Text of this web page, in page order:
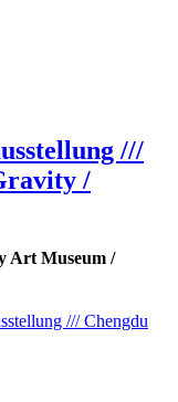
///
/
Art Museum /